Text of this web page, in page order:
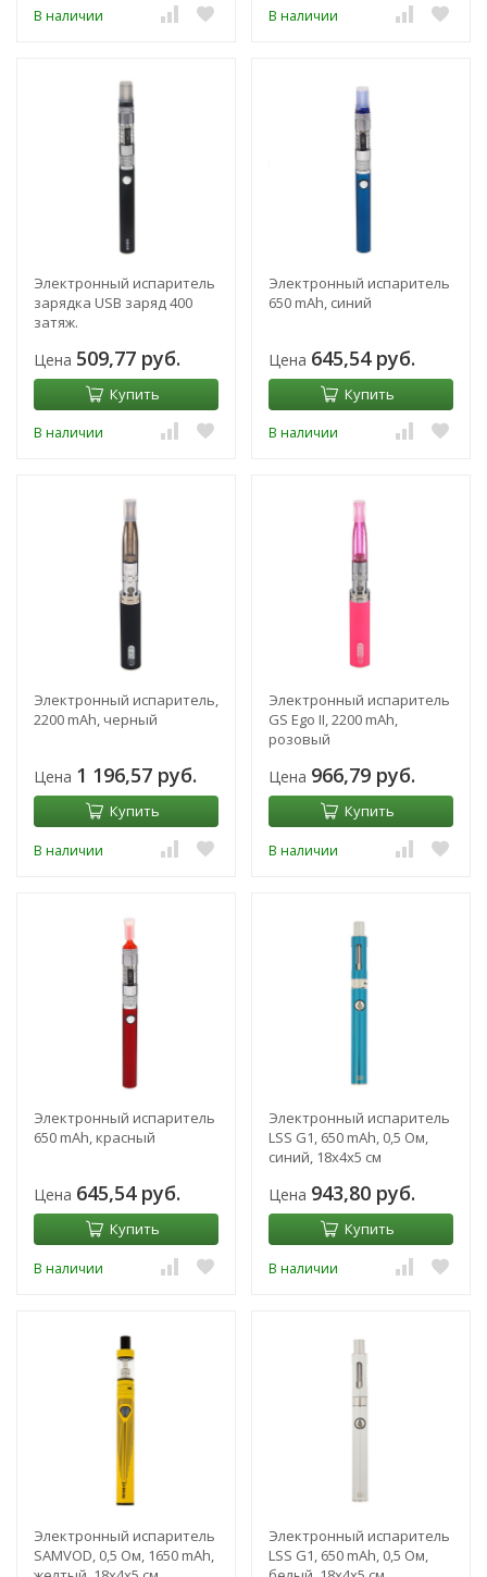
В наличии В наличии
Электронный испаритель
зарядка USB заряд 400
затяж.
1,5х1,5х16,7см
Цена 509,77 руб.
Купить
В наличии
Электронный испаритель
650 mAh, синий
Цена 645,54 руб.
Купить
В наличии
Электронный испаритель,
2200 mAh, черный
Цена 1 196,57 руб.
Купить
В наличии
Электронный испаритель
GS Ego II, 2200 mAh,
розовый
Цена 966,79 руб.
Купить
В наличии
Электронный испаритель
650 mAh, красный
Цена 645,54 руб.
Купить
В наличии
Электронный испаритель
LSS G1, 650 mAh, 0,5 Ом,
синий, 18х4х5 см
Цена 943,80 руб.
Купить
В наличии
Электронный испаритель
SAMVOD, 0,5 Ом, 1650 mAh,
Электронный испаритель
LSS G1, 650 mAh, 0,5 Ом,